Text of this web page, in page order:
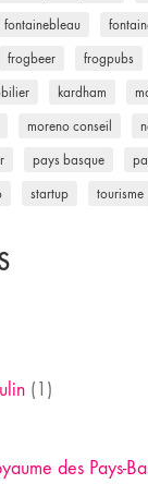
fontainebleau
frogbeer frogpubs
kardham
moreno conseil
pays basque
startup tourisme
(1)
des Pays-